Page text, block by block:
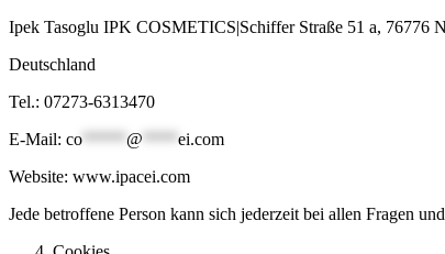
Ipek Tasoglu IPK COSMETICS|Schiffer Straße 51 a, 76776
Deutschland
Tel.: 07273-6313470
E-Mail: co @
ei.com
Website: www.ipacei.com
Jede betroffene Person kann sich jederzeit bei allen Fragen